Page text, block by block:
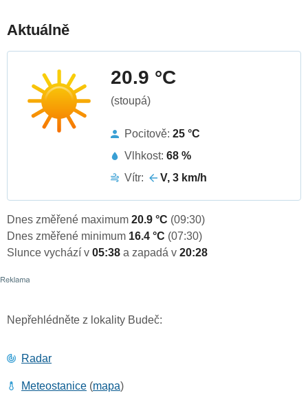
Aktuálně
20.9 °C
(stoupá)
Pocitově: 25 °C
Vlhkost: 68 %
Vítr:
V, 3 km/h
Dnes změřené maximum 20.9 °C (09:30)
Dnes změřené minimum 16.4 °C (07:30)
Slunce vychází v 05:38 a zapadá v 20:28
Nepřehlédněte z lokality Budeč:
Radar
Meteostanice (mapa)